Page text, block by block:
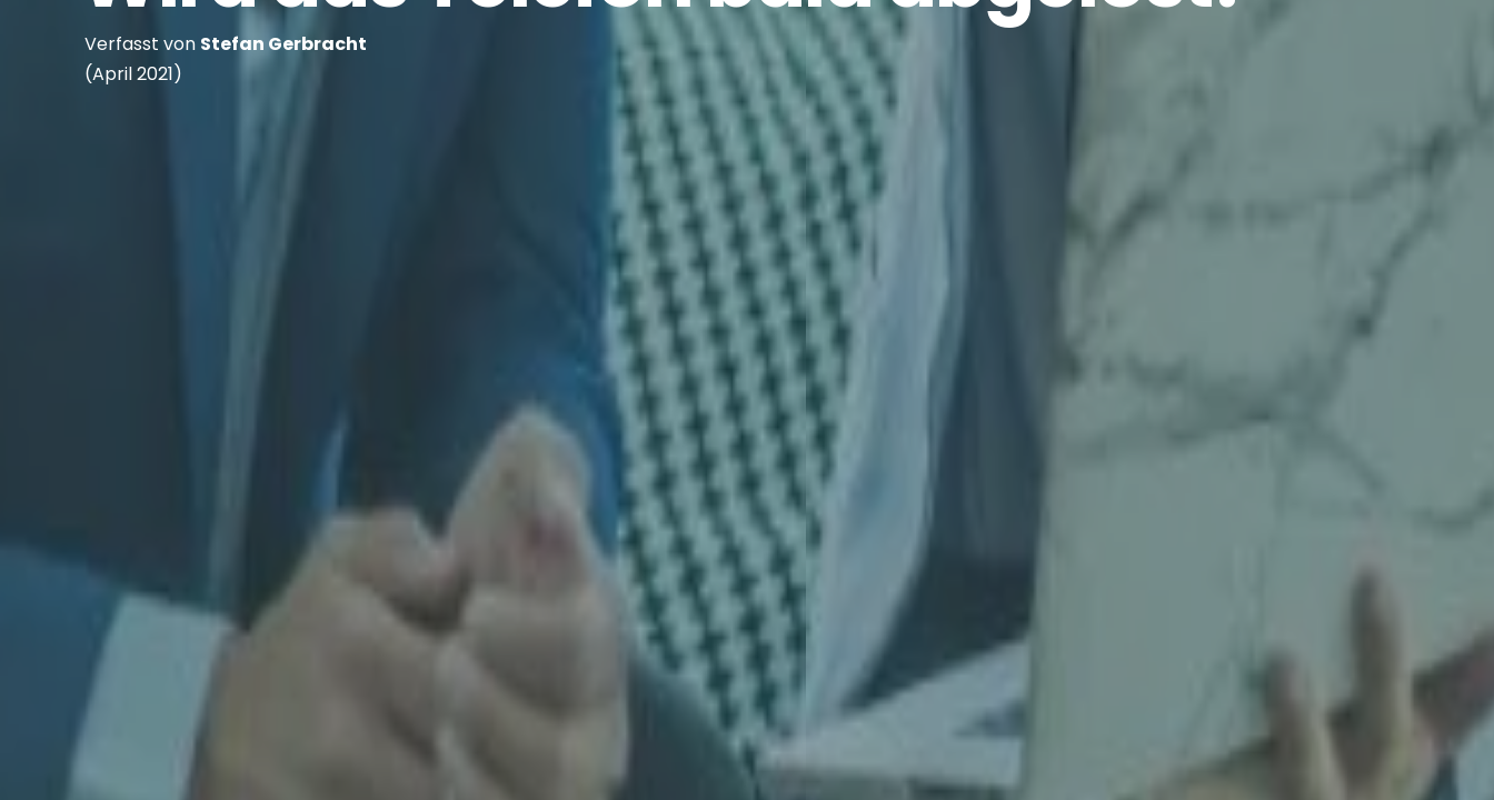
Verfasst von Stefan Gerbracht
(April 2021)